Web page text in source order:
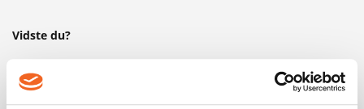
Vidste du?
Trion Worlds - der ejer Glyph-platformen - er firmaet bag en
række af de seneste års største MMORPG'er, som ArcheAge,
Atlas Reactor, Rift og Defiance.